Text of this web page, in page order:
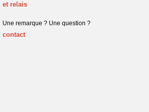
et relais
Une remarque ? Une question ?
contact